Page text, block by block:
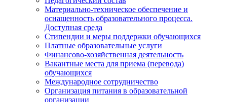
Материально-техническое обеспечение и
оснащенность образовательного процесса.
Доступная среда
Стипендии и меры поддержки обучающихся
Платные образовательные услуги
Финансово-хозяйственная деятельность
Вакантные места для приема (перевода)
обучающихся
Международное сотрудничество
Организация питания в образовательной
организации